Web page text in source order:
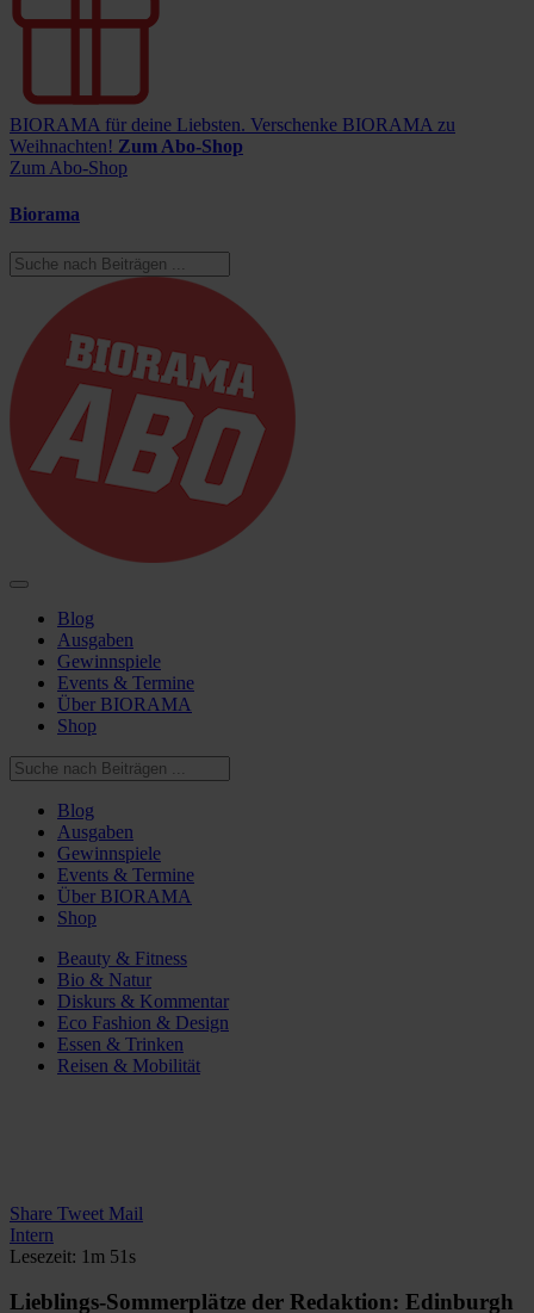
BIORAMA für deine Liebsten. Verschenke BIORAMA zu
Weihnachten! Zum Abo-Shop
Zum Abo-Shop
Biorama
Blog
Ausgaben
Gewinnspiele
Events & Termine
Über BIORAMA
Shop
Blog
Ausgaben
Gewinnspiele
Events & Termine
Über BIORAMA
Shop
Beauty & Fitness
Bio & Natur
Diskurs & Kommentar
Eco Fashion & Design
Essen & Trinken
Reisen & Mobilität
Share Tweet Mail
Intern
Lesezeit: 1m 51s
Lieblings-Sommerplätze der Redaktion: Edinburgh